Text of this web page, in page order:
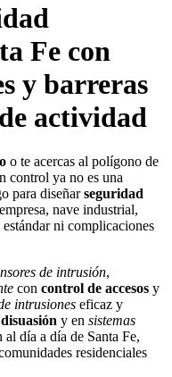
Fe con
y barreras
actividad
o te acercas al polígono de
control ya no es una
para diseñarseguridad
nave industrial,
ni complicaciones
de intrusión,
con control de accesos y
intrusiones eficaz y
disuasión y en sistemas
al día a día de Santa Fe,
residenciales